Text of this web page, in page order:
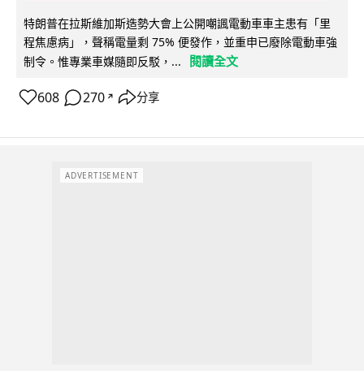
特朗普在拉斯維加斯造勢大會上公開嘲諷電動車車主患有「里
程焦慮病」，聲稱電量剩 75% 便發作，並重申已廢除電動車強
制令。惟專業車媒隨即反駁，...
閱讀全文
608 270 ↗ 分享
ADVERTISEMENT